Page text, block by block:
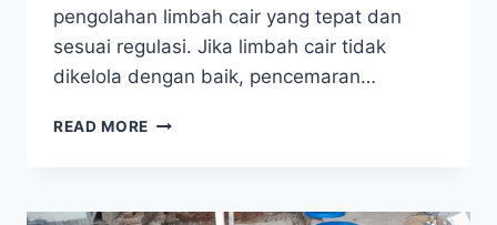
pengolahan limbah cair yang tepat dan
sesuai regulasi. Jika limbah cair tidak
dikelola dengan baik, pencemaran…
READ MORE PENGOLAHAN
REGULASI